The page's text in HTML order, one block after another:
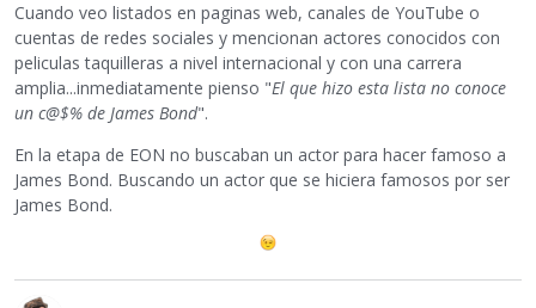
Cuando veo listados en paginas web, canales de YouTube o
cuentas de redes sociales y mencionan actores conocidos con
peliculas taquilleras a nivel internacional y con una carrera
amplia...inmediatamente pienso "El que hizo esta lista no conoce
un c@$% de James Bond".
En la etapa de EON no buscaban un actor para hacer famoso a
James Bond. Buscando un actor que se hiciera famosos por ser
James Bond.